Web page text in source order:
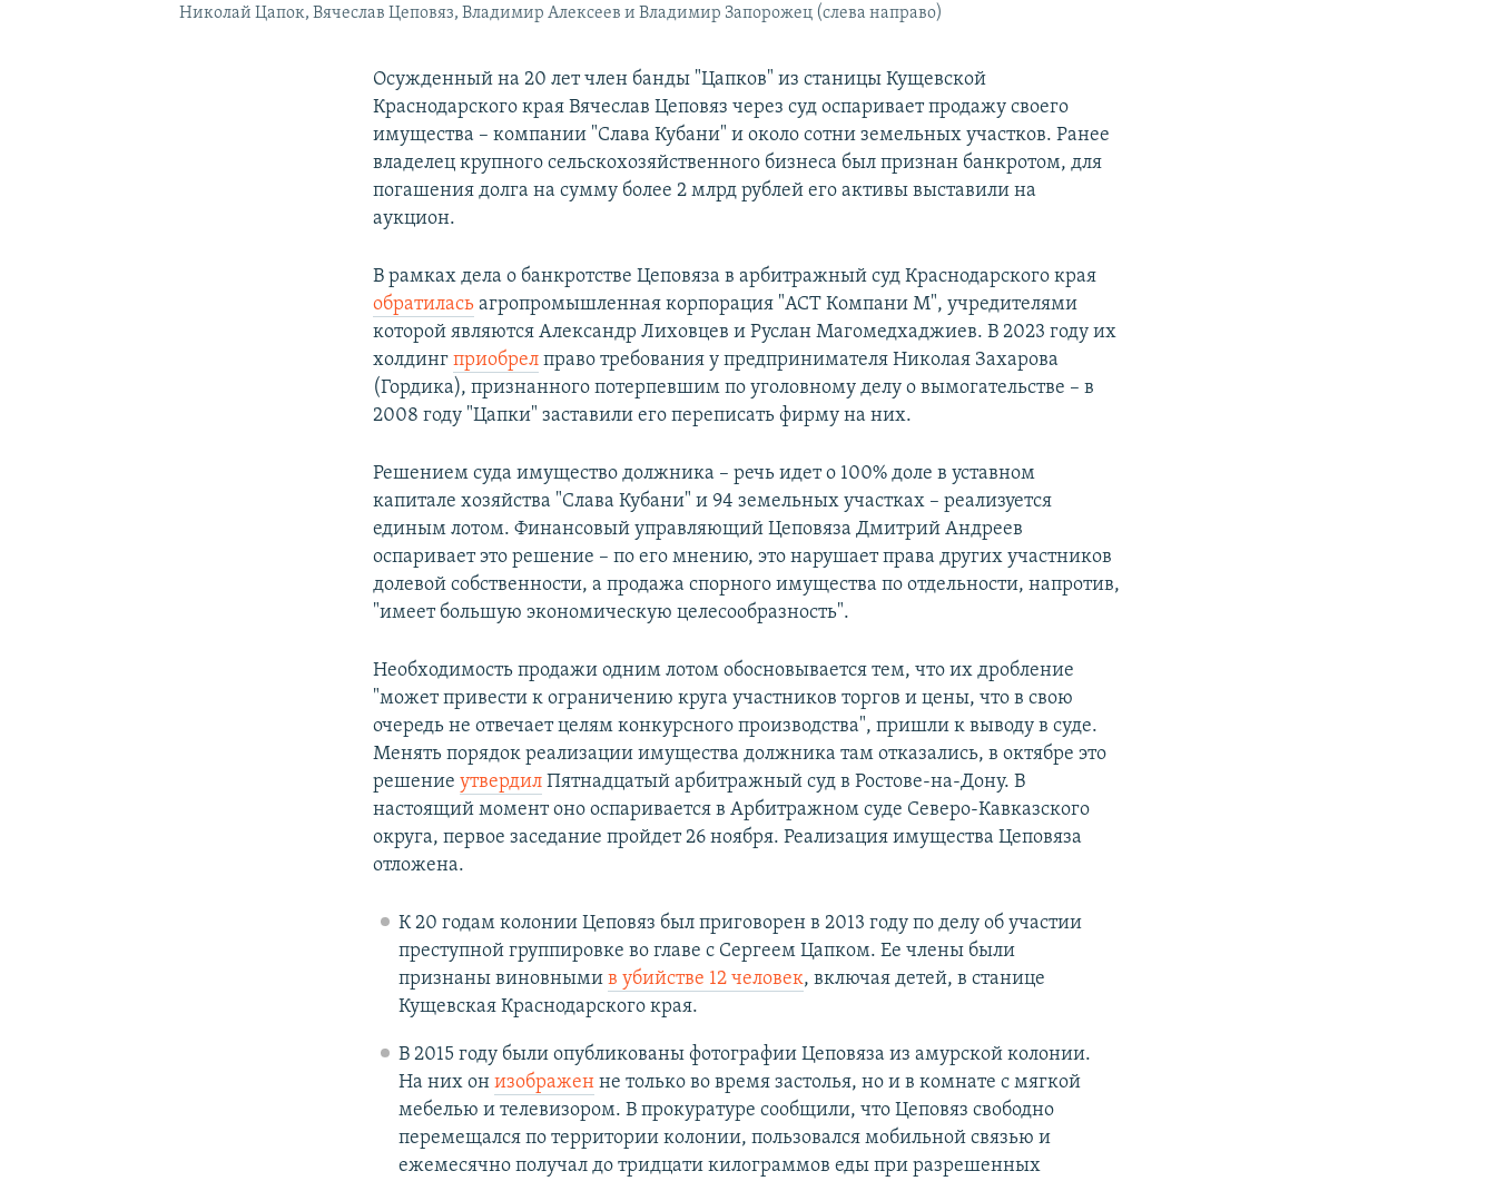
Николай Цапок, Вячеслав Цеповяз, Владимир Алексеев и Владимир Запорожец (слева направо)
Осужденный на 20 лет член банды "Цапков" из станицы Кущевской
Краснодарского края Вячеслав Цеповяз через суд оспаривает продажу своего
имущества – компании "Слава Кубани" и около сотни земельных участков. Ранее
владелец крупного сельскохозяйственного бизнеса был признан банкротом, для
погашения долга на сумму более 2 млрд рублей его активы выставили на
аукцион.
В рамках дела о банкротстве Цеповяза в арбитражный суд Краснодарского края
обратилась агропромышленная корпорация "АСТ Компани М", учредителями
которой являются Александр Лиховцев и Руслан Магомедхаджиев. В 2023 году их
холдингприобрел право требования у предпринимателя Николая Захарова
(Гордика), признанного потерпевшим по уголовному делу о вымогательстве – в
2008 году "Цапки" заставили его переписать фирму на них.
Решением суда имущество должника – речь идет о 100% доле в уставном
капитале хозяйства "Слава Кубани" и 94 земельных участках – реализуется
единым лотом. Финансовый управляющий Цеповяза Дмитрий Андреев
оспаривает это решение – по его мнению, это нарушает права других участников
долевой собственности, а продажа спорного имущества по отдельности, напротив,
"имеет большую экономическую целесообразность".
Необходимость продажи одним лотом обосновывается тем, что их дробление
"может привести к ограничению круга участников торгов и цены, что в свою
очередь не отвечает целям конкурсного производства", пришли к выводу в суде.
Менять порядок реализации имущества должника там отказались, в октябре это
решениеутвердил Пятнадцатый арбитражный суд в Ростове-на-Дону. В
настоящий момент оно оспаривается в Арбитражном суде Северо-Кавказского
округа, первое заседание пройдет 26 ноября. Реализация имущества Цеповяза
отложена.
К 20 годам колонии Цеповяз был приговорен в 2013 году по делу об участии
преступной группировке во главе с Сергеем Цапком. Ее члены были
признаны виновными в убийстве 12 человек, включая детей, в станице
Кущевская Краснодарского края.
В 2015 году были опубликованы фотографии Цеповяза из амурской колонии.
На них он изображенне только во время застолья, но и в комнате с мягкой
мебелью и телевизором. В прокуратуре сообщили, что Цеповяз свободно
перемещался по территории колонии, пользовался мобильной связью и
ежемесячно получал до тридцати килограммов еды при разрешенных